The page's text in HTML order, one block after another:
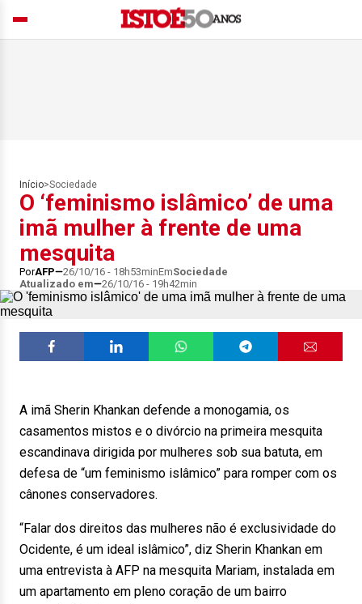
Início>Sociedade
O ‘feminismo islâmico’ de uma
imã mulher à frente de uma
mesquita
PorAFP 26/10/16 - 18h53minEmSociedade
Atualizado em
26/10/16 - 19h42min
A imã Sherin Khankan defende a monogamia, os
casamentos mistos e o divórcio na primeira mesquita
escandinava dirigida por mulheres sob sua batuta, em
defesa de “um feminismo islâmico” para romper com os
cânones conservadores.
“Falar dos direitos das mulheres não é exclusividade do
Ocidente, é um ideal islâmico”, diz Sherin Khankan em
uma entrevista à AFP na mesquita Mariam, instalada em
um apartamento em pleno coração de um bairro